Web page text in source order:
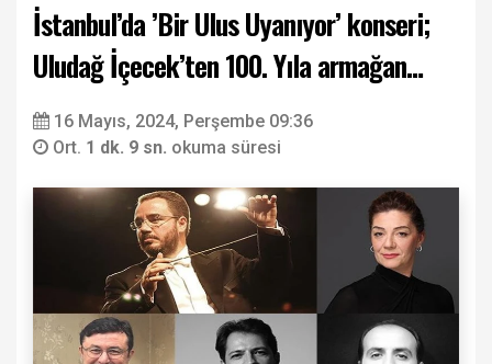
İstanbul’da ’Bir Ulus Uyanıyor’ konseri;
Uludağ İçecek’ten 100. Yıla armağan…
16 Mayıs, 2024, Perşembe 09:36
Ort. 1 dk. 9 sn. okuma süresi